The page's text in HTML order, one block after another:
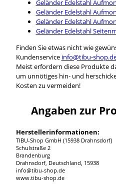
Geländer Edelstahl
Geländer Edelstahl
Geländer Edelstahl
Geländer Edelstahl
Finden Sie etwas nicht wie
Kundenservice info@tibu-
Meist erfordern diese Produkte
um unnötiges hin- und
Kosten zu vermeiden!
Angaben zur
Herstellerinformationen:
TIBU-Shop GmbH (15938 Drahnsdorf)
Schulstraße 2
Brandenburg
Drahnsdorf, Deutschland, 15938
info@tibu-shop.de
www.tibu-shop.de